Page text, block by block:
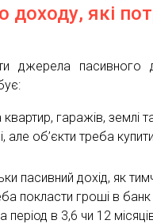
доходу, які
джерела пасивного
гаражів, землі
але об’єкти треба
пасивний дохід, як
покласти гроші в
період в 3,6 чи 12